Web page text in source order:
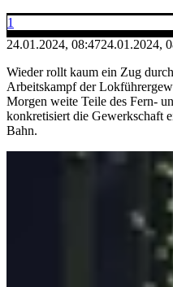
1
24.01.2024, 08:4724.01.2024,
Wieder rollt kaum ein Zug
Arbeitskampf der
Morgen weite Teile des Fern-
konkretisiert die Gewerkschaft
Bahn.